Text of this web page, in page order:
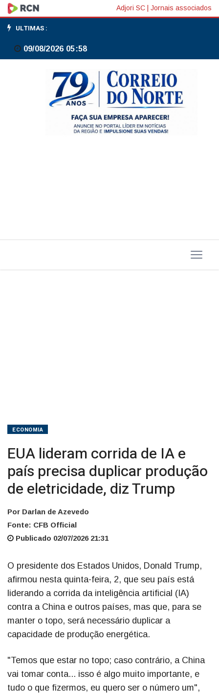
EUA
lideram
corrida
eletricidade,
Adjori SC Jornais associados
ULTIMAS :
09/08/2026 05:58
ECONOMIA
EUA lideram corrida de IA e
país precisa duplicar produção
de eletricidade, diz Trump
Por Darlan de Azevedo
Fonte: CFB Official
Publicado 02/07/2026 21:31
O presidente dos Estados Unidos, Donald Trump,
afirmou nesta quinta-feira, 2, que seu país está
liderando a corrida da inteligência artificial (IA)
contra a China e outros países, mas que, para se
manter o topo, será necessário duplicar a
capacidade de produção energética.
"Temos que estar no topo; caso contrário, a China
vai tomar conta... isso é algo muito importante, e
tudo o que fizermos, eu quero ser o número um",